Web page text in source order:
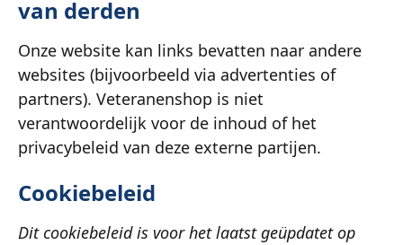
van derden
Onze website kan links bevatten naar andere
websites (bijvoorbeeld via advertenties of
partners). Veteranenshop is niet
verantwoordelijk voor de inhoud of het
privacybeleid van deze externe partijen.
Cookiebeleid
Dit cookiebeleid is voor het laatst geüpdatet op